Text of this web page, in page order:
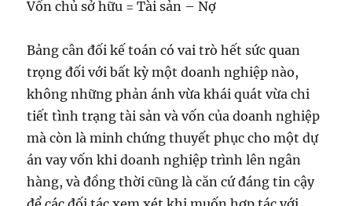
Vốn chủ sở hữu = Tài sản – Nợ
Bảng cân đối kế toán có vai trò hết sức quan
trọng đối với bất kỳ một doanh nghiệp nào,
không những phản ánh vừa khái quát vừa chi
tiết tình trạng tài sản và vốn của doanh nghiệp
mà còn là minh chứng thuyết phục cho một dự
án vay vốn khi doanh nghiệp trình lên ngân
hàng, và đồng thời cũng là căn cứ đáng tin cậy